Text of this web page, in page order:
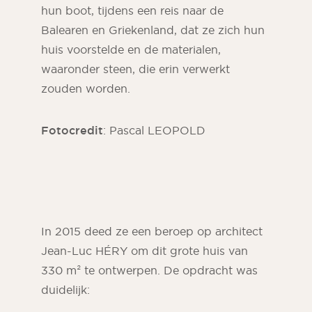
hun boot, tijdens een reis naar de
Balearen en Griekenland, dat ze zich hun
huis voorstelde en de materialen,
waaronder steen, die erin verwerkt
zouden worden.
Fotocredit: Pascal LEOPOLD
In 2015 deed ze een beroep op architect
Jean-Luc HÉRY om dit grote huis van
330 m² te ontwerpen. De opdracht was
duidelijk: